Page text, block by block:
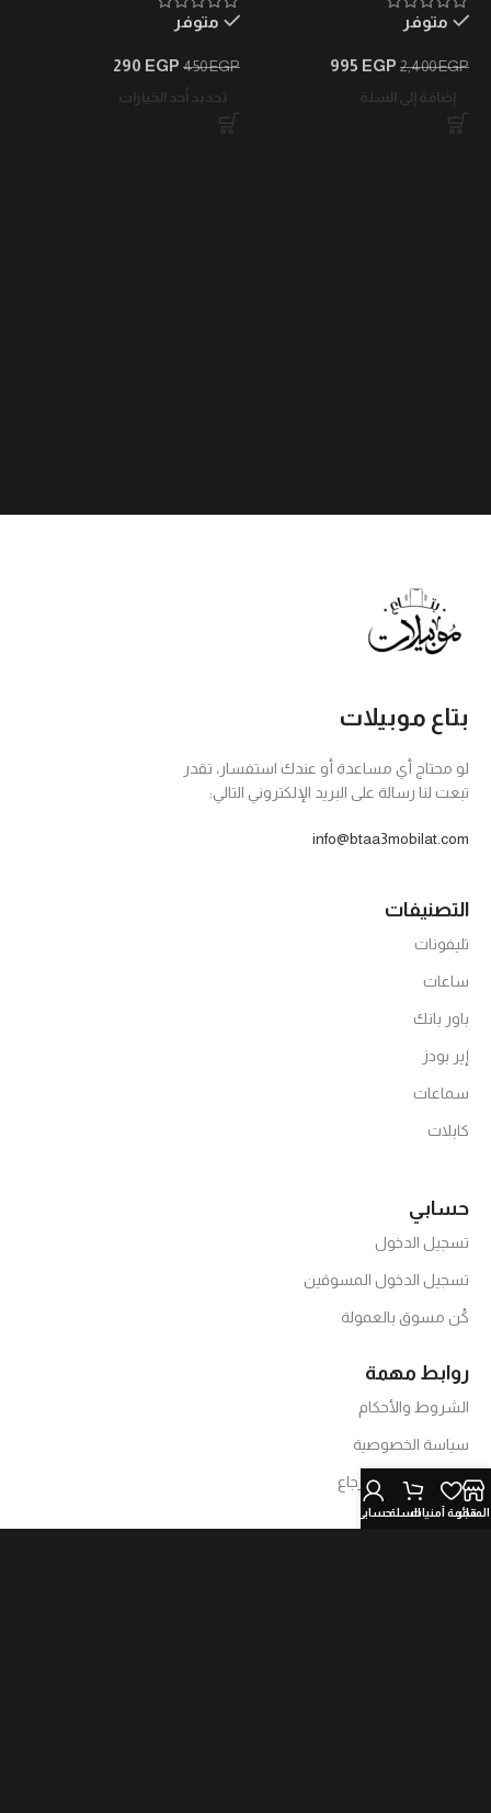
متوفر
2,400EGP
995 EGP
إضافة إلى السلة
متوفر
450EGP
290 EGP
تحديد أحد الخيارات
بتاع موبيلات
لو محتاج أي مساعدة أو عندك استفسار، تقدر
تبعت لنا رسالة على البريد الإلكتروني التالي:
info@btaa3mobilat.com
التصنيفات
تليفونات
ساعات
باور بانك
إير بودز
سماعات
كابلات
حسابي
تسجيل الدخول
تسجيل الدخول المسوقين
كُن مسوق بالعمولة
روابط مهمة
الشروط والأحكام
سياسة الخصوصية
الاستبدال والاسترجاع
المتجر
قائمة أمنياتالسلةحسابي